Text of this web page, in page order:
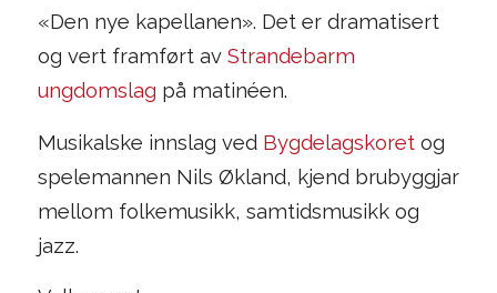
«Den nye kapellanen». Det er dramatisert
og vert framført av Strandebarm
ungdomslag på matinéen.
Musikalske innslag ved Bygdelagskoretog
spelemannen Nils Økland, kjend brubyggjar
mellom folkemusikk, samtidsmusikk og
jazz.